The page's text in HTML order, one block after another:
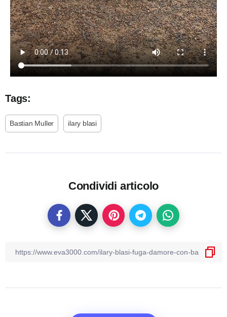
Tags:
Bastian Muller ilary blasi
Condividi articolo